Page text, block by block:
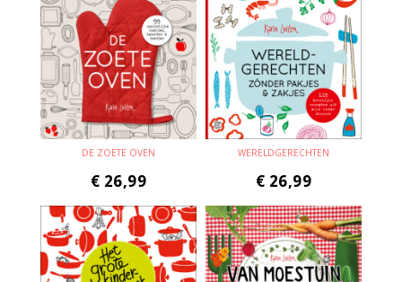
DE ZOETE OVEN
€ 26,99
WERELDGERECHTEN
€ 26,99